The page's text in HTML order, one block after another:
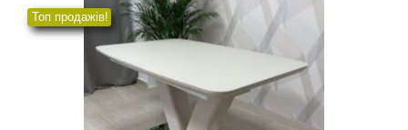
Топ продажів!